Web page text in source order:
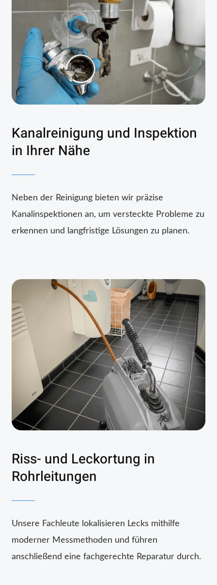
Kanalreinigung und Inspektion
in Ihrer Nähe
Neben der Reinigung bieten wir präzise
Kanalinspektionen an, um versteckte Probleme zu
erkennen und langfristige Lösungen zu planen.
Riss- und Leckortung in
Rohrleitungen
Unsere Fachleute lokalisieren Lecks mithilfe
moderner Messmethoden und führen
anschließend eine fachgerechte Reparatur durch.